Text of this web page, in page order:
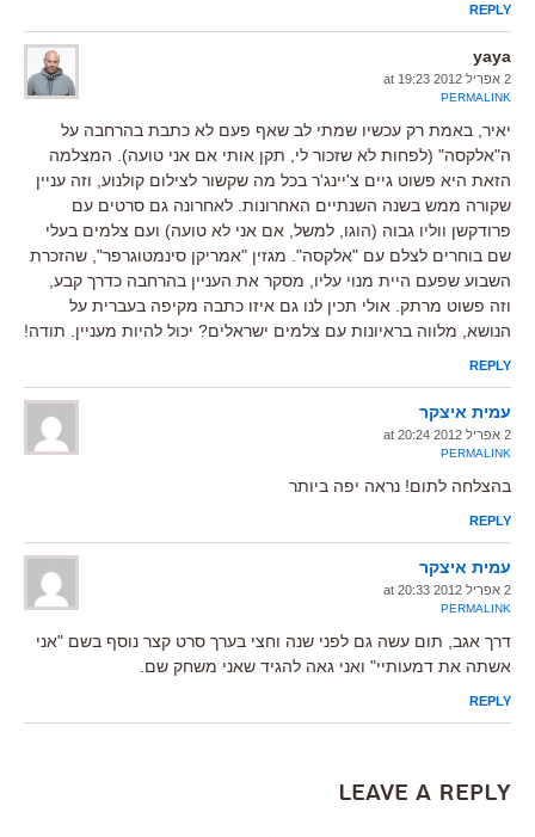
REPLY
yaya
2 אפריל 2012 at 19:23
PERMALINK
יאיר, באמת רק עכשיו שמתי לב שאף פעם לא כתבת בהרחבה על
ה"אלקסה" (לפחות לא שזכור לי, תקן אותי אם אני טועה). המצלמה
הזאת היא פשוט גיים צ'יינג'ר בכל מה שקשור לצילום קולנוע, וזה עניין
שקורה ממש בשנה השנתיים האחרונות. לאחרונה גם סרטים עם
פרודקשן ווליו גבוה (הוגו, למשל, אם אני לא טועה) ועם צלמים בעלי
שם בוחרים לצלם עם "אלקסה". מגזין "אמריקן סינמטוגרפר", שהזכרת
השבוע שפעם היית מנוי עליו, מסקר את העניין בהרחבה כדרך קבע,
וזה פשוט מרתק. אולי תכין לנו גם איזו כתבה מקיפה בעברית על
הנושא, מלווה בראיונות עם צלמים ישראלים? יכול להיות מעניין. תודה!
REPLY
עמית איצקר
2 אפריל 2012 at 20:24
PERMALINK
בהצלחה לתום! נראה יפה ביותר
REPLY
עמית איצקר
2 אפריל 2012 at 20:33
PERMALINK
דרך אגב, תום עשה גם לפני שנה וחצי בערך סרט קצר נוסף בשם "אני
אשתה את דמעותיי" ואני גאה להגיד שאני משחק שם.
REPLY
Leave a Reply